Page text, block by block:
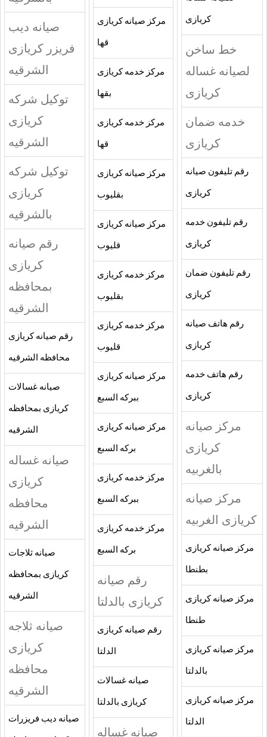
كريازى
خط ساخن
لصيانه غساله
كريازى
خدمه ضمان
كريازى
رقم تليفون صيانه
كريازى
رقم تليفون خدمه
كريازى
رقم تليفون ضمان
كريازى
رقم هاتف صيانه
كريازى
رقم هاتف خدمه
كريازى
مركز صيانه
كريازى
بالغربيه
مركز صيانه
كريازى الغربيه
مركز صيانه كريازى
بطنطا
مركز صيانه كريازى
طنطا
مركز صيانه كريازى
بالدلتا
مركز صيانه كريازى
الدلتا
مركز صيانه كريازى
قها
مركز خدمه كريازى
بقها
مركز خدمه كريازى
قها
مركز صيانه كريازى
بقليوب
مركز صيانه كريازى
قليوب
مركز خدمه كريازى
بقليوب
مركز خدمه كريازى
قليوب
مركز صيانه كريازى
ببركه السبع
مركز صيانه كريازى
بركه السبع
مركز خدمه كريازى
ببركه السبع
مركز خدمه كريازى
بركه السبع
رقم صيانه
كريازى بالدلتا
رقم صيانه كريازى
الدلتا
صيانه غسالات
كريازى بالدلتا
صيانه غساله
صيانه ديب
فريزر كريازى
الشرقيه
توكيل شركه
كريازى
الشرقيه
توكيل شركه
كريازى
بالشرقيه
رقم صيانه
كريازى
بمحافظه
الشرقيه
رقم صيانه كريازى
محافظه الشرقيه
صيانه غسالات
كريازى بمحافظه
الشرقيه
صيانه غساله
كريازى
محافظه
الشرقيه
صيانه ثلاجات
كريازى بمحافظه
الشرقيه
صيانه ثلاجه
كريازى
محافظه
الشرقيه
صيانه ديب فريزرات